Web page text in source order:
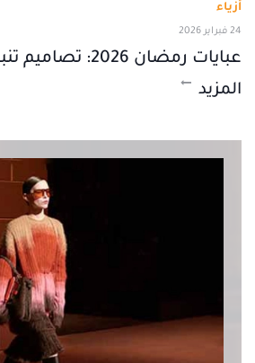
أزياء
24 فبراير 2026
عبايات رمضان 2026: تصاميم تنبض رقياً وأناقة
المزيد